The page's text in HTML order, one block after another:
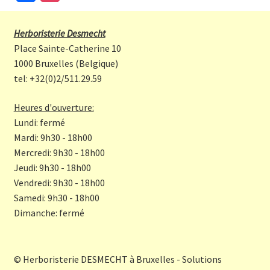
ce
b
o
o
k
st
a
gr
a
m
Herboristerie Desmecht
Place Sainte-Catherine 10
1000 Bruxelles (Belgique)
tel: +32(0)2/511.29.59
Heures d'ouverture:
Lundi: fermé
Mardi: 9h30 - 18h00
Mercredi: 9h30 - 18h00
Jeudi: 9h30 - 18h00
Vendredi: 9h30 - 18h00
Samedi: 9h30 - 18h00
Dimanche: fermé
© Herboristerie DESMECHT à Bruxelles - Solutions